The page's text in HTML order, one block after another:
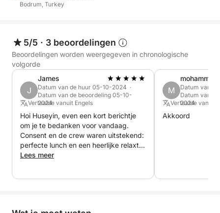
Bodrum, Turkey
5/5 · 3 beoordelingen
Beoordelingen worden weergegeven in chronologische
volgorde
J
James
Datum van de huur 05-10-2024 ·
Datum van de beoordeling 05-10-
2024
Vertaalde vanuit Engels
Hoi Huseyin, even een kort berichtje
om je te bedanken voor vandaag.
Consent en de crew waren uitstekend:
perfecte lunch en een heerlijke relaxte
dag. Hopelijk komen we volgend jaar
Lees meer
M
Datum van
Datum van
2024
Vertaalde vanuit
Akkoord